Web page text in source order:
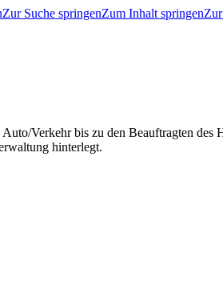
Zur Suche springenZum Inhalt springen
Verkehr bis zu den Beauftragten
hinterlegt.